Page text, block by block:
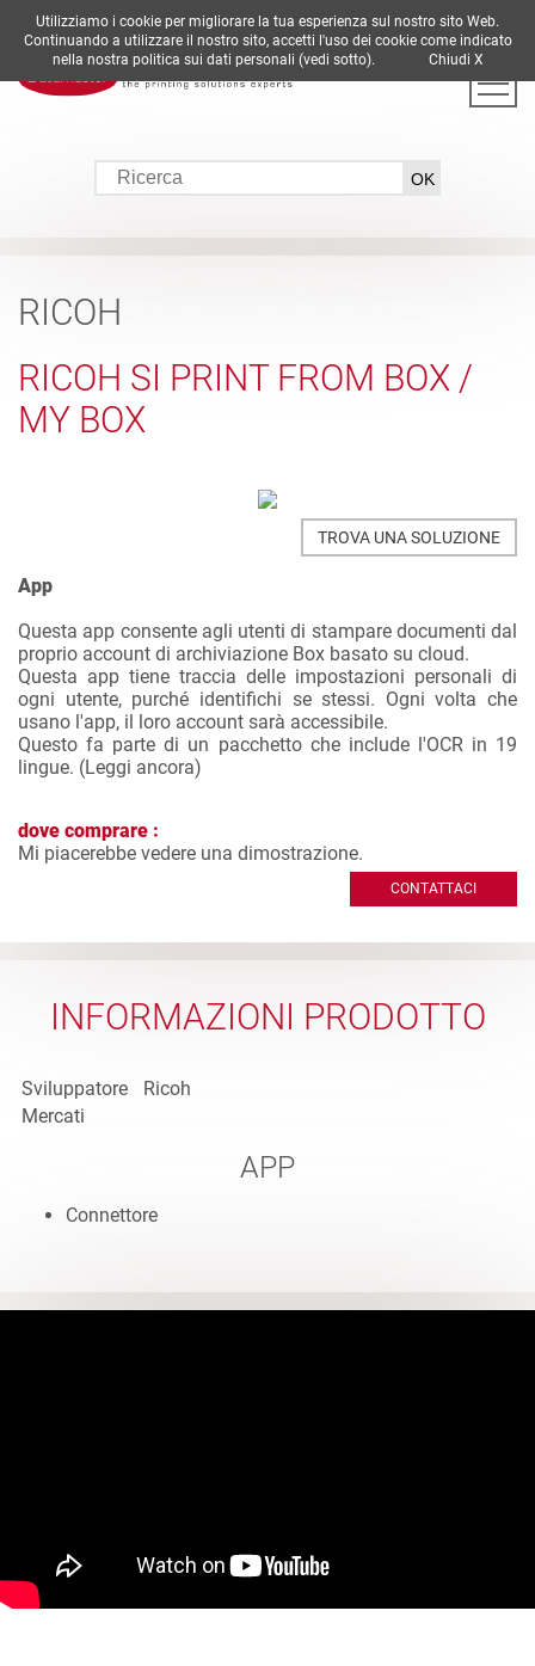
DE EN ES FR IT
RICOH
RICOH SI PRINT FROM BOX /
MY BOX
TROVA UNA SOLUZIONE
App
Questa app consente agli utenti di stampare documenti dal
proprio account di archiviazione Box basato su cloud.
Questa app tiene traccia delle impostazioni personali di
ogni utente, purché identifichi se stessi. Ogni volta che
usano l'app, il loro account sarà accessibile.
Questo fa parte di un pacchetto che include l'OCR in 19
lingue. (Leggi ancora)
dove comprare :
Mi piacerebbe vedere una dimostrazione.
CONTATTACI
INFORMAZIONI PRODOTTO
Sviluppatore
Ricoh
Mercati
APP
Connettore
Utilizziamo i cookie per migliorare la tua esperienza sul nostro sito Web.
Continuando a utilizzare il nostro sito, accetti l'uso dei cookie come indicato
nella nostra politica sui dati personali (vedi sotto). Chiudi X